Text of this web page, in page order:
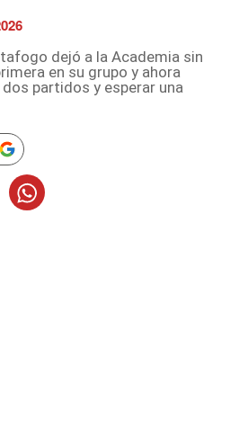
dejó a la Academia sin
en su grupo y ahora
partidos y esperar una